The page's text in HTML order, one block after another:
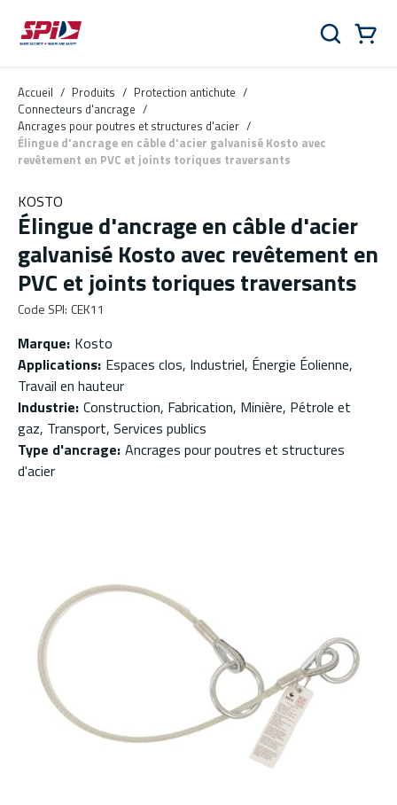
Aller au contenu principal
Skip to menu
Skip to footer
Rechercher
Accueil / Produits / Protection antichute /
Connecteurs d'ancrage /
Ancrages pour poutres et structures d'acier /
Élingue d'ancrage en câble d'acier galvanisé Kosto avec
revêtement en PVC et joints toriques traversants
KOSTO
Élingue d'ancrage en câble d'acier
galvanisé Kosto avec revêtement en
PVC et joints toriques traversants
Code SPI: CEK11
Marque: Kosto
Applications: Espaces clos, Industriel, Énergie Éolienne,
Travail en hauteur
Industrie: Construction, Fabrication, Minière, Pétrole et
gaz, Transport, Services publics
Type d'ancrage: Ancrages pour poutres et structures
d'acier